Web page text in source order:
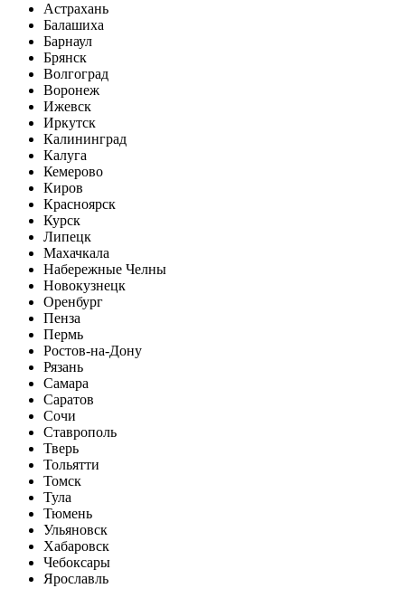
Астрахань
Балашиха
Барнаул
Брянск
Волгоград
Воронеж
Ижевск
Иркутск
Калининград
Калуга
Кемерово
Киров
Красноярск
Курск
Липецк
Махачкала
Набережные Челны
Новокузнецк
Оренбург
Пенза
Пермь
Ростов-на-Дону
Рязань
Самара
Саратов
Сочи
Ставрополь
Тверь
Тольятти
Томск
Тула
Тюмень
Ульяновск
Хабаровск
Чебоксары
Ярославль